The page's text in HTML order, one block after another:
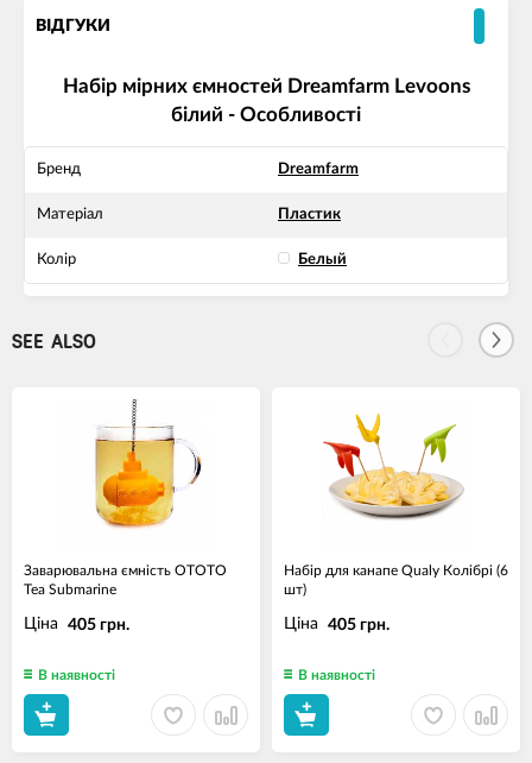
ВІДГУКИ
Набір мірних ємностей Dreamfarm Levoons
білий - Особливості
Бренд Dreamfarm
Матеріал Пластик
Колір Белый
SEE ALSO
Заварювальна ємність OTOTO
Tea Submarine
Ціна 405 грн.
В наявності
Набір для канапе Qualy Колібрі (6
шт)
Ціна 405 грн.
В наявності